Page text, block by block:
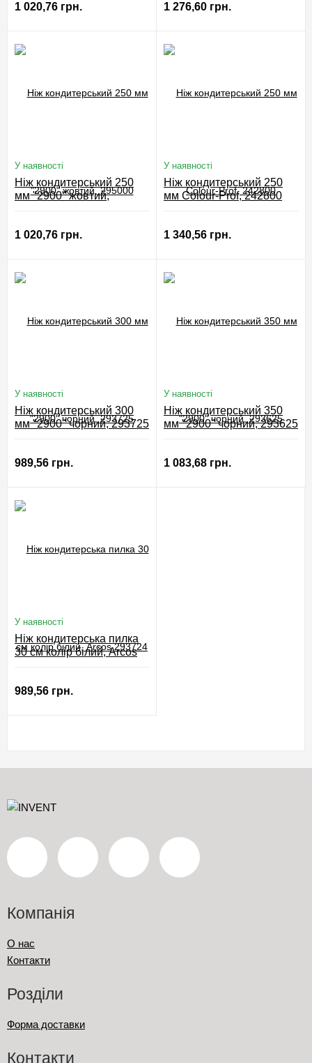
1 020,76 грн. 1 276,60 грн.
У наявності
Ніж кондитерський 250
мм "2900" жовтий,
1 020,76 грн.
У наявності
Ніж кондитерський 250
мм Colour-Prof, 242800
1 340,56 грн.
У наявності
Ніж кондитерський 300
мм "2900" чорний, 293725
989,56 грн.
У наявності
Ніж кондитерський 350
мм "2900" чорний, 293625
1 083,68 грн.
У наявності
Ніж кондитерська пилка
30 см колір білий, Arcos
989,56 грн.
Компанія
О нас
Контакти
Розділи
Форма доставки
Контакти